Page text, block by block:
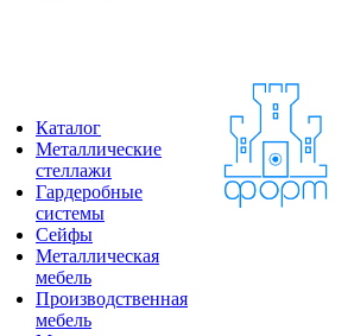
Каталог
Металлические
стеллажи
Гардеробные
системы
Сейфы
Металлическая
мебель
Производственная
мебель